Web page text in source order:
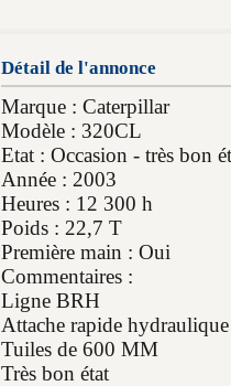
Détail de l'annonce
Marque : Caterpillar
Modèle : 320CL
Etat : Occasion - très bon
Année : 2003
Heures : 12 300 h
Poids : 22,7 T
Première main : Oui
Commentaires :
Ligne BRH
Attache rapide hydraulique
Tuiles de 600 MM
Très bon état